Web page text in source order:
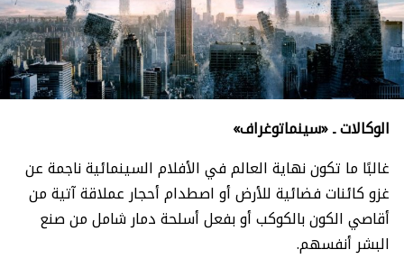
الوكالات ـ «سينماتوغراف»
غالبًا ما تكون نهاية العالم في الأفلام السينمائية ناجمة عن
غزو كائنات فضائية للأرض أو اصطدام أحجار عملاقة آتية من
أقاصي الكون بالكوكب أو بفعل أسلحة دمار شامل من صنع
البشر أنفسهم.